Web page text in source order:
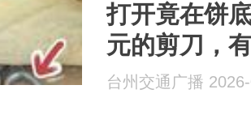
打开竟在饼
元的剪刀，
与山姆熟食
台州交通广播